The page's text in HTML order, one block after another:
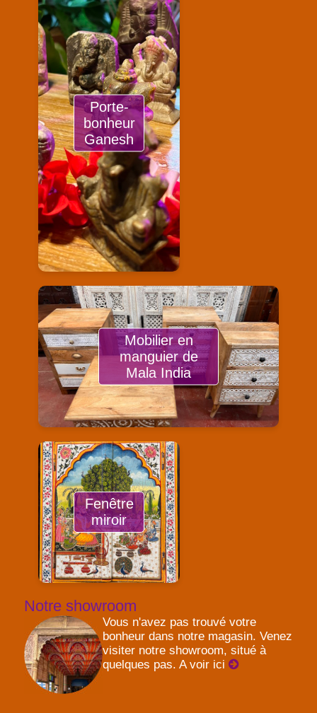
Porte-
bonheur
Ganesh
Mobilier en
manguier de
Mala India
Fenêtre
miroir
Notre showroom
Vous n'avez pas trouvé votre
bonheur dans notre magasin. Venez
visiter notre showroom, situé à
quelques pas. A voir ici